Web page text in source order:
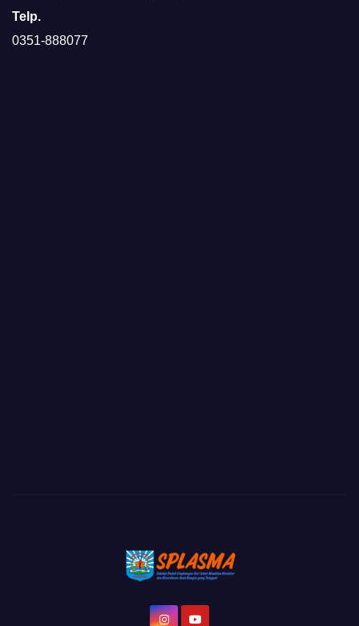
Telp.
0351-888077